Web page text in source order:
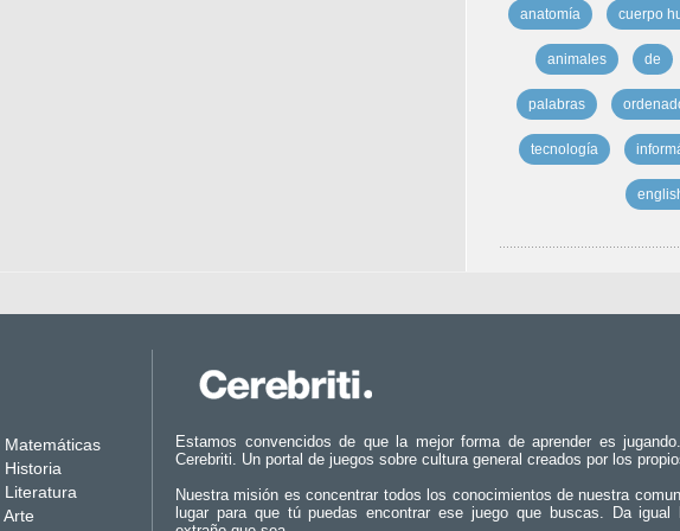
anatomía cuerpo
animales de
palabras
tecnología
Matemáticas
Historia
Literatura
Arte
Estamos convencidos de que la mejor forma de aprender es
Cerebriti. Un portal de juegos sobre cultura general creados por los
Nuestra misión es concentrar todos los conocimientos de nuestra
lugar para que tú puedas encontrar ese juego que buscas. Da